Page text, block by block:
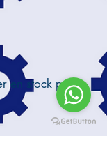
en stock para